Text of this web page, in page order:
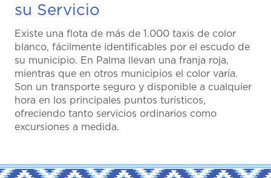
su Servicio
Existe una flota de más de 1.000 taxis de color
blanco, fácilmente identificables por el escudo de
su municipio. En Palma llevan una franja roja,
mientras que en otros municipios el color varía.
Son un transporte seguro y disponible a cualquier
hora en los principales puntos turísticos,
ofreciendo tanto servicios ordinarios como
excursiones a medida.